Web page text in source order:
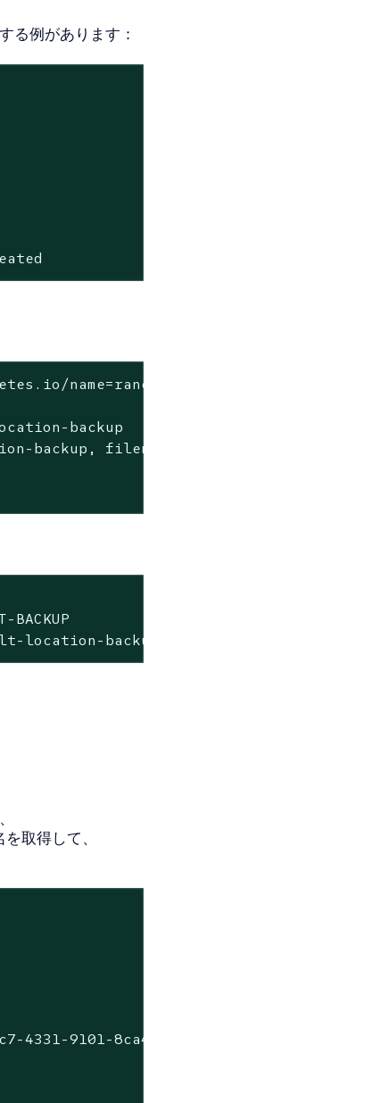
る例があります：
name=rancher-backup -f
backup
backup, filename: default-location-backup-
BACKUP
backup-43f3ccb7-5624-4eed-9c3b-
取得して、
4331-9101-8ca493bd9d2e-2025-06-26T10-07-